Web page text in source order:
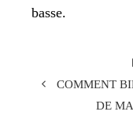
basse.
COMMENT
DE